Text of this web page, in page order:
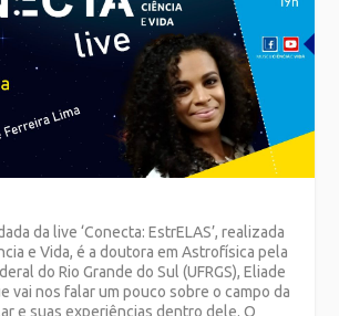
da live ‘Conecta: EstrELAS’, realizada
e Vida, é a doutora em Astrofísica pela
do Rio Grande do Sul (UFRGS), Eliade
vai nos falar um pouco sobre o campo da
e suas experiências dentro dele. O